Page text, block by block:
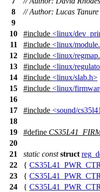
8
// Author: Lucas
9
10
#include <linux/
11
#include <linux/
12
#include <linux/
13
#include <linux/
14
#include <linux/slab.h>
15
#include <linux/
16
17
#include <sound/
18
19
#define
20
21
static const struct
22
{
23
{
24
{